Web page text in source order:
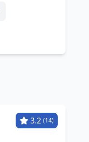
3.2 (14)